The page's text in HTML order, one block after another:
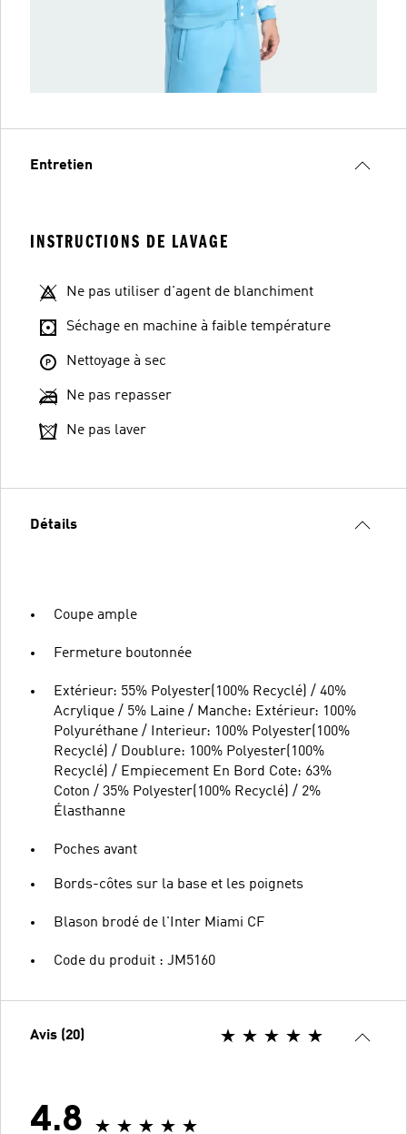
Entretien
INSTRUCTIONS DE LAVAGE
Ne pas utiliser d'agent de blanchiment
Séchage en machine à faible température
Nettoyage à sec
Ne pas repasser
Ne pas laver
Détails
Coupe ample
Fermeture boutonnée
Extérieur: 55% Polyester(100% Recyclé) / 40%
Acrylique / 5% Laine / Manche: Extérieur: 100%
Polyuréthane / Interieur: 100% Polyester(100%
Recyclé) / Doublure: 100% Polyester(100%
Recyclé) / Empiecement En Bord Cote: 63%
Coton / 35% Polyester(100% Recyclé) / 2%
Élasthanne
Poches avant
Bords-côtes sur la base et les poignets
Blason brodé de l'Inter Miami CF
Code du produit : JM5160
Avis (20)
4.8